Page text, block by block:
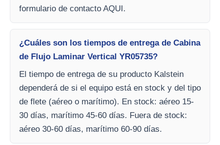
formulario de contacto AQUI.
¿Cuáles son los tiempos de entrega de Cabina
de Flujo Laminar Vertical YR05735?
El tiempo de entrega de su producto Kalstein
dependerá de si el equipo está en stock y del tipo
de flete (aéreo o marítimo). En stock: aéreo 15-
30 días, marítimo 45-60 días. Fuera de stock:
aéreo 30-60 días, marítimo 60-90 días.